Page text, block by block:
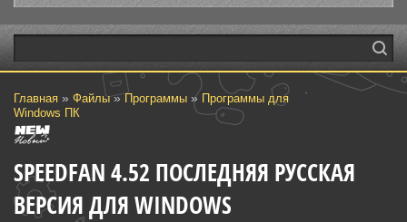
Главная » Файлы»Программы » Программы для
Windows ПК
SPEEDFAN 4.52 ПОСЛЕДНЯЯ РУССКАЯ
ВЕРСИЯ ДЛЯ WINDOWS